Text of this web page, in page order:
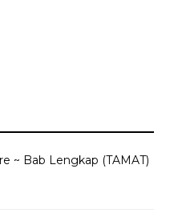
~ Bab Lengkap (TAMAT)